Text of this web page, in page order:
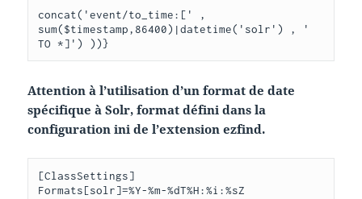
concat('event/to_time:[' ,
sum($timestamp,86400)|datetime('solr') , '
TO *]') ))}
Attention à l’utilisation d’un format de date
spécifique à Solr, format défini dans la
configuration ini de l’extension ezfind.
[ClassSettings]
Formats[solr]=%Y-%m-%dT%H:%i:%sZ